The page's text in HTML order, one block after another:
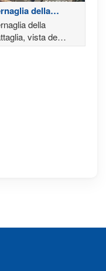
della
della
vista de
San Rocco